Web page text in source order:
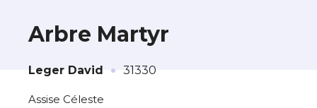
Œuvre curatée par Galerie 21
À propos de cette œuvre
Arbre Martyr
Leger David · 31330
Assise Céleste